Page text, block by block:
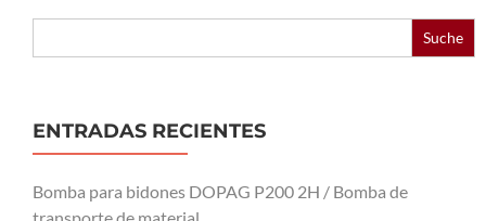
Buscar:
ENTRADAS RECIENTES
Bomba para bidones DOPAG P200 2H / Bomba de